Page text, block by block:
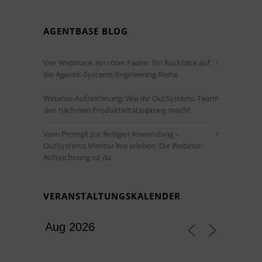
AGENTBASE BLOG
Vier Webinare, ein roter Faden: Ein Rückblick auf
die Agentic-Systems-Engineering-Reihe
Webinar-Aufzeichnung: Wie Ihr OutSystems-Team
den nächsten Produktivitätssprung macht
Vom Prompt zur fertigen Anwendung –
OutSystems Mentor live erleben: Die Webinar-
Aufzeichnung ist da
VERANSTALTUNGSKALENDER